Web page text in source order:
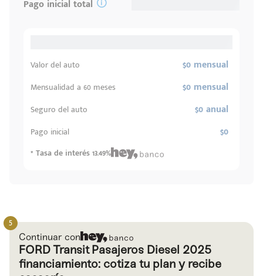
Pago inicial total
Valor del auto $0 mensual
Mensualidad a 60 meses $0 mensual
Seguro del auto $0 anual
Pago inicial $0
* Tasa de interés 13.49%
Continuar con
FORD Transit Pasajeros Diesel 2025
financiamiento: cotiza tu plan y recibe